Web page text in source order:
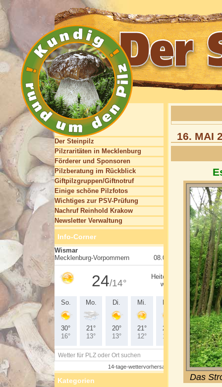
16. MAI
Das
Der Steinpilz
Pilzraritäten in Mecklenburg
Förderer und Sponsoren
Pilzberatung im Rückblick
Giftpilzgruppen/Giftnotruf
Einige schöne Pilzfotos
Wichtiges zur PSV-Prüfung
Nachruf Reinhold Krakow
Newsletter Verwaltung
Info-Corner
Kategorien